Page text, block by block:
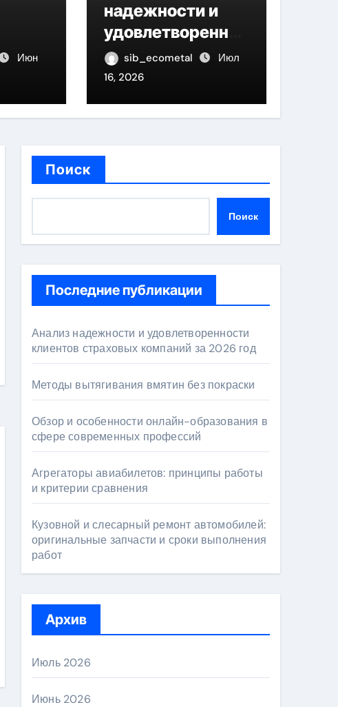
Июн
надежности и
удовлетвореннос
ти клиентов
страховых
год
sib_ecometal
Июл
16, 2026
Поиск
Поиск
Последние публикации
Анализ надежности и удовлетворенности
клиентов страховых компаний за 2026 год
Методы вытягивания вмятин без покраски
Обзор и особенности онлайн-образования в
сфере современных профессий
Агрегаторы авиабилетов: принципы работы
и критерии сравнения
Кузовной и слесарный ремонт автомобилей:
оригинальные запчасти и сроки выполнения
работ
Архив
Июль 2026
Июнь 2026